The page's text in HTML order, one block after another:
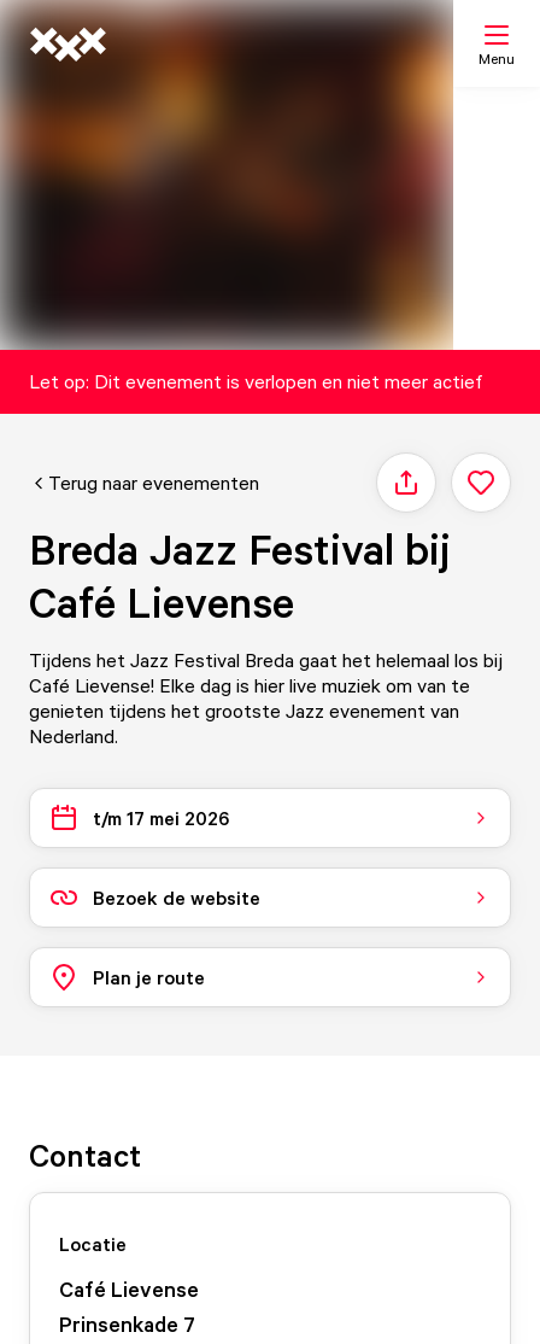
Menu
Let op: Dit evenement is verlopen en niet meer actief
Terug naar evenementen Delen
Breda Jazz Festival bij
Café Lievense
Tijdens het Jazz Festival Breda gaat het helemaal los bij
Café Lievense! Elke dag is hier live muziek om van te
genieten tijdens het grootste Jazz evenement van
Nederland.
t/m 17 mei 2026
Bezoek de website
Plan je route
Contact
Locatie
Café Lievense
Prinsenkade 7